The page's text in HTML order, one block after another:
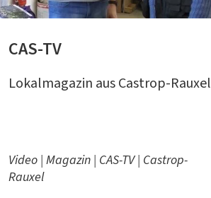
CAS-TV
Lokalmagazin aus Castrop-Rauxel
Video Magazin CAS-TV Castrop-
Rauxel